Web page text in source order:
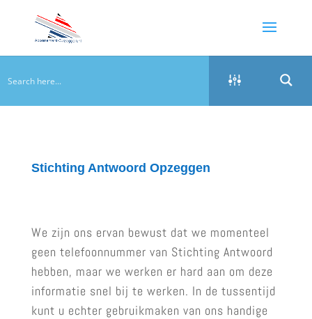
Stichting Antwoord Opzeggen
We zijn ons ervan bewust dat we momenteel
geen telefoonnummer van Stichting Antwoord
hebben, maar we werken er hard aan om deze
informatie snel bij te werken. In de tussentijd
kunt u echter gebruikmaken van ons handige